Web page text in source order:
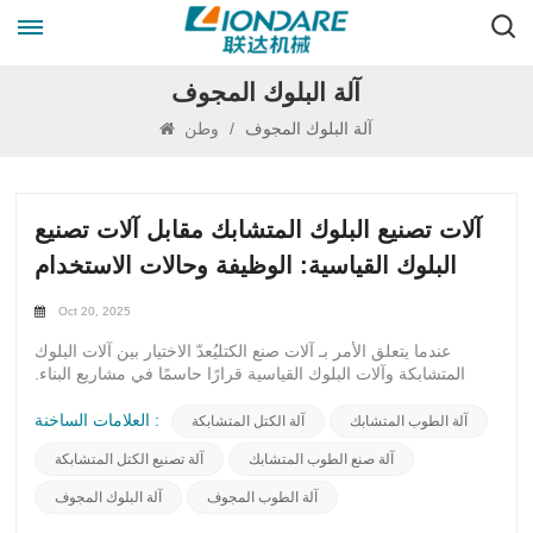
آلة البلوك المجوف
/ آلة البلوك المجوف
آلات تصنيع البلوك المتشابك مقابل آلات تصنيع
البلوك القياسية: الوظيفة وحالات الاستخدام
Oct 20, 2025
عندما يتعلق الأمر بـ آلات صنع الكتليُعدّ الاختيار بين آلات البلوك
المتشابكة وآلات البلوك القياسية قرارًا حاسمًا في مشاريع البناء.
واستخدامات محددة.تشتهر آلات تشابك الكتل بتصميمها المبتكر، الذي
سلامة هيكل البناء، بل يوفر أيضًا مزيدًا من الثبات والمتانة. تُنشئ آلية
التشابك رابطًا قويًا بين الكتل، مما يقلل الحاجة إلى تسليح إضافي
ويُسرّع عملية البناء.من ناحية أخرى، تُنتج آلات البلوك القياسية كتلًا
العلامات الساخنة : آلة الكتل المتشابكة آلة الطوب المتشابك
آلة تصنيع الكتل المتشابكة آلة صنع الطوب المتشابك
آلة البلوك المجوف آلة الطوب المجوف